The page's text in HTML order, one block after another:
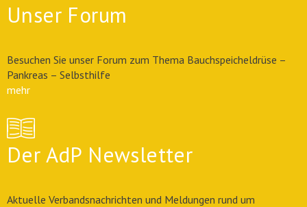
Unser Forum
Besuchen Sie unser Forum zum Thema Bauchspeicheldrüse –
Pankreas – Selbsthilfe
mehr
Der AdP Newsletter
Aktuelle Verbandsnachrichten und Meldungen rund um